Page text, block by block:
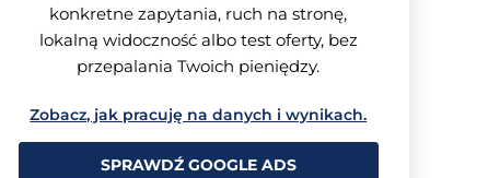
konkretne zapytania, ruch na stronę,
lokalną widoczność albo test oferty, bez
przepalania Twoich pieniędzy.
Zobacz, jak pracuję na danych i wynikach.
SPRAWDŹ GOOGLE ADS